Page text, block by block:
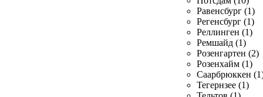
Равенсбург (1)
Регенсбург (1)
Реллинген (1)
Ремшайд (1)
Розенгартен (2)
Розенхайм (1)
Саарбрюккен
Тегернзее (1)